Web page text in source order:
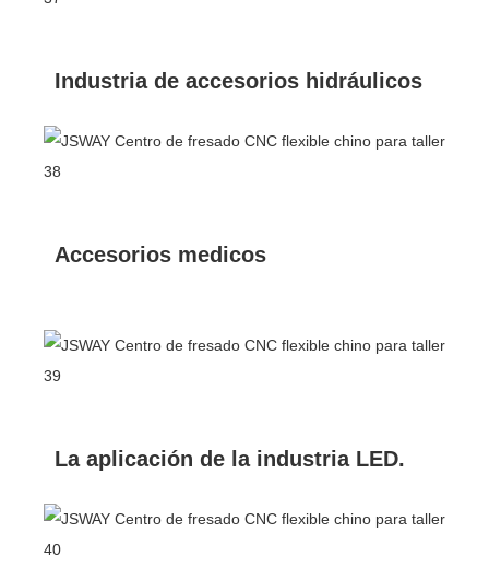
Industria de accesorios hidráulicos
Accesorios medicos
La aplicación de la industria LED.